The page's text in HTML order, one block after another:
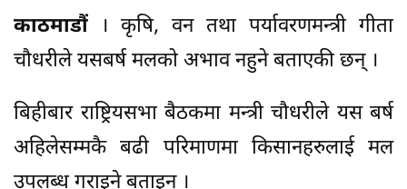
काठमाडौं
। कृषि, वन तथा पर्यावरणमन्त्री गीता
चौधरीले यसबर्ष मलको अभाव नहुने बताएकी छन् ।
बिहीबार राष्ट्रियसभा बैठकमा मन्त्री चौधरीले यस बर्ष
अहिलेसम्मकै बढी परिमाणमा किसानहरुलाई मल
उपलब्ध गराइने बताइन् ।